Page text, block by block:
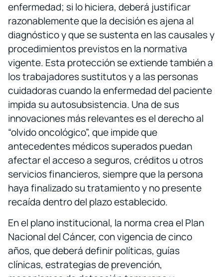
enfermedad; si lo hiciera, deberá justificar
razonablemente que la decisión es ajena al
diagnóstico y que se sustenta en las causales y
procedimientos previstos en la normativa
vigente. Esta protección se extiende también a
los trabajadores sustitutos y a las personas
cuidadoras cuando la enfermedad del paciente
impida su autosubsistencia. Una de sus
innovaciones más relevantes es el derecho al
“olvido oncológico”, que impide que
antecedentes médicos superados puedan
afectar el acceso a seguros, créditos u otros
servicios financieros, siempre que la persona
haya finalizado su tratamiento y no presente
recaída dentro del plazo establecido.
En el plano institucional, la norma crea el Plan
Nacional del Cáncer, con vigencia de cinco
años, que deberá definir políticas, guías
clínicas, estrategias de prevención,